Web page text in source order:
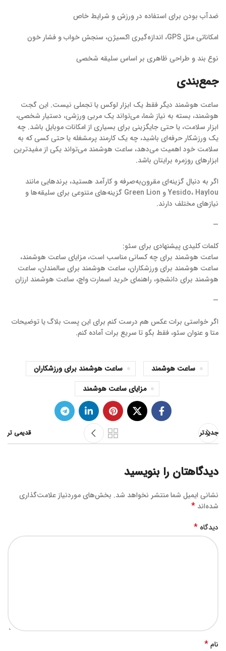
ضدآب بودن برای استفاده در ورزش و شرایط خاص
امکاناتی مثل GPS، اندازه‌گیری اکسیژن، سنجش خواب و فشار خون
نوع بند و طراحی ظاهری بر اساس سلیقه شخصی
جمع‌بندی
ساعت هوشمند دیگر فقط یک ابزار لوکس یا تجملی نیست. این گجت
هوشمند، بسته به نیاز شما، می‌تواند یک مربی ورزشی، دستیار شخصی،
ابزار سلامت، یا حتی جایگزینی برای بسیاری از امکانات موبایل باشد. چه
یک ورزشکار حرفه‌ای باشید، چه یک کارمند پرمشغله یا حتی کسی که به
سلامت خود اهمیت می‌دهد، ساعت هوشمند می‌تواند یکی از مفیدترین
ابزارهای روزمره برایتان باشد.
اگر به دنبال گزینه‌ای مقرون‌به‌صرفه و کارآمد هستید، برندهایی مانند
Yesido، Haylou و Green Lion گزینه‌های متنوعی برای سلیقه‌ها و
نیازهای مختلف دارند.
—
کلمات کلیدی پیشنهادی برای سئو:
ساعت هوشمند برای چه کسانی مناسب است، مزایای ساعت هوشمند،
ساعت هوشمند برای ورزشکاران، ساعت هوشمند برای سالمندان، ساعت
هوشمند برای دانشجو، راهنمای خرید اسمارت واچ، ساعت هوشمند ارزان
—
اگر خواستی برات عکس هم درست کنم برای این پست بلاگ یا توضیحات
متا و عنوان سئو، فقط بگو تا سریع برات آماده کنم.
ساعت هوشمند
ساعت هوشمند برای ورزشکاران
مزایای ساعت هوشمند
جدیدتر قدیمی تر
دیدگاهتان را بنویسید
نشانی ایمیل شما منتشر نخواهد شد. بخش‌های موردنیاز علامت‌گذاری
شده‌اند *
دیدگاه *
نام*